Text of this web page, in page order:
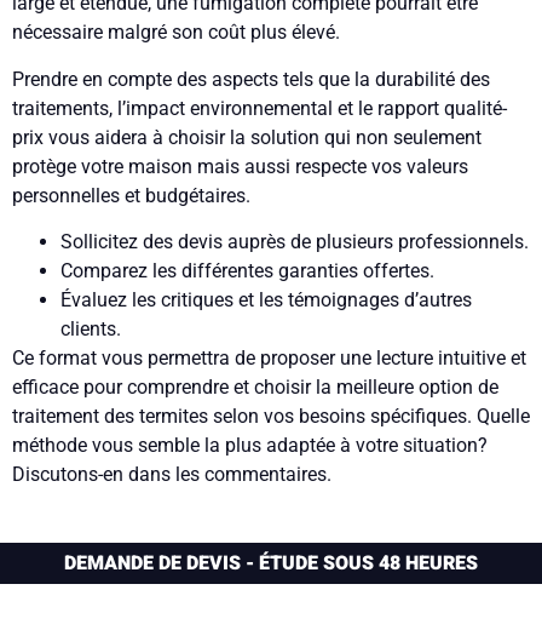
nécessaire malgré son coût plus élevé.
Prendre en compte des aspects tels que la durabilité des
traitements, l’impact environnemental et le rapport qualité-
prix vous aidera à choisir la solution qui non seulement
protège votre maison mais aussi respecte vos valeurs
personnelles et budgétaires.
Sollicitez des devis auprès de plusieurs professionnels.
Comparez les différentes garanties offertes.
Évaluez les critiques et les témoignages d’autres
clients.
Ce format vous permettra de proposer une lecture intuitive et
efficace pour comprendre et choisir la meilleure option de
traitement des termites selon vos besoins spécifiques. Quelle
méthode vous semble la plus adaptée à votre situation?
Discutons-en dans les commentaires.
DEMANDE DE DEVIS - ÉTUDE SOUS 48 HEURES